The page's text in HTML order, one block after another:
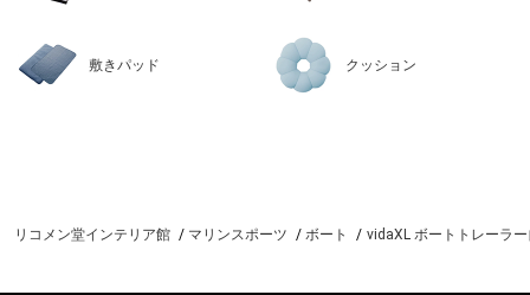
敷きパッド クッション
リコメン堂インテリア館 マリンスポーツ ボート vidaXL ボートトレーラ